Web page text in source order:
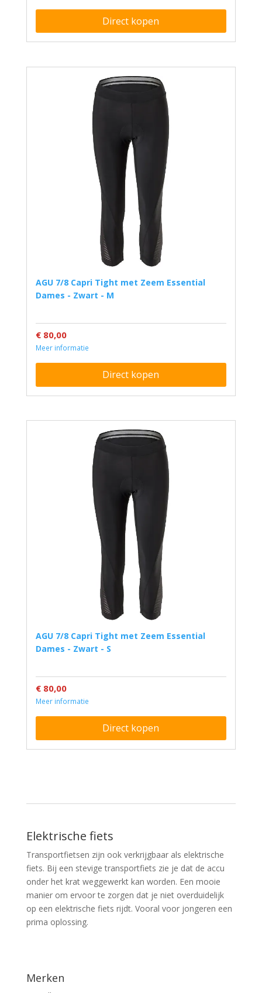
Direct kopen
AGU 7/8 Capri Tight met Zeem Essential
Dames - Zwart - M
€ 80,00
Meer informatie
Direct kopen
AGU 7/8 Capri Tight met Zeem Essential
Dames - Zwart - S
€ 80,00
Meer informatie
Direct kopen
Elektrische fiets
Transportfietsen zijn ook verkrijgbaar als elektrische
fiets. Bij een stevige transportfiets zie je dat de accu
onder het krat weggewerkt kan worden. Een mooie
manier om ervoor te zorgen dat je niet overduidelijk
op een elektrische fiets rijdt. Vooral voor jongeren een
prima oplossing.
Merken